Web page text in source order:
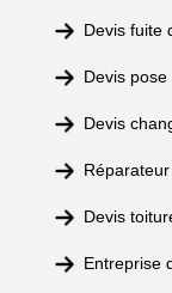
Devis fuite
Devis
Devis
Devis
Entreprise